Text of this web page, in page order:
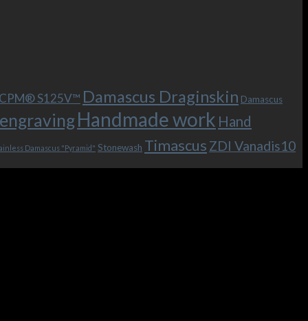
S125V™ Damascus Draginskin Damascus
Handmade work Hand
Damascus "Pyramid" Stonewash Timascus ZDI Vanadis10